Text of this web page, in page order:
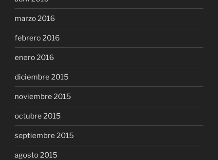
marzo 2016
febrero 2016
enero 2016
diciembre 2015
noviembre 2015
octubre 2015
septiembre 2015
agosto 2015